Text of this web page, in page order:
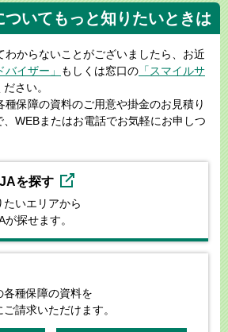
いてもっと知りたいときは
わからないことがございましたら、お近
バイザー」 もしくは窓口の 「スマイルサ
さい。
種保障の資料のご用意や掛金のお見積り
WEBまたはお電話でお気軽にお申しつ
を探す
たいエリアから
が探せます。
各種保障の資料を
請求いただけます。